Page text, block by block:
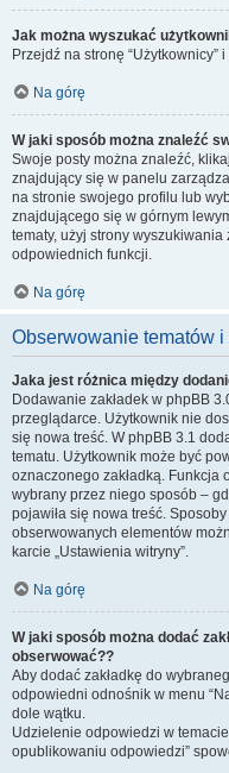
Jak można wyszukać
Przejdź na stronę “Użytkownicy”
Na górę
W jaki sposób można znaleźć
Swoje posty można znaleźć,
znajdujący się w panelu
na stronie swojego profilu lub
znajdującego się w górnym
tematy, użyj strony
odpowiednich funkcji.
Na górę
Obserwowanie tematów i
Jaka jest różnica między
Dodawanie zakładek w phpBB
przeglądarce. Użytkownik nie
się nowa treść. W phpBB 3.1
tematu. Użytkownik może być
oznaczonego zakładką.
wybrany przez niego sposób –
pojawiła się nowa treść.
obserwowanych elementów
karcie „Ustawienia witryny”.
Na górę
W jaki sposób można dodać
obserwować??
Aby dodać zakładkę do
odpowiedni odnośnik w menu
dole wątku.
Udzielenie odpowiedzi w
opublikowaniu odpowiedzi”